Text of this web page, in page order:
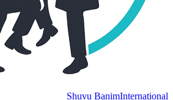
Shuvu Banim